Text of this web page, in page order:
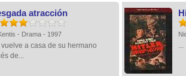
atracción
- Drama - 1997
vuelve a casa de su hermano
de...
...